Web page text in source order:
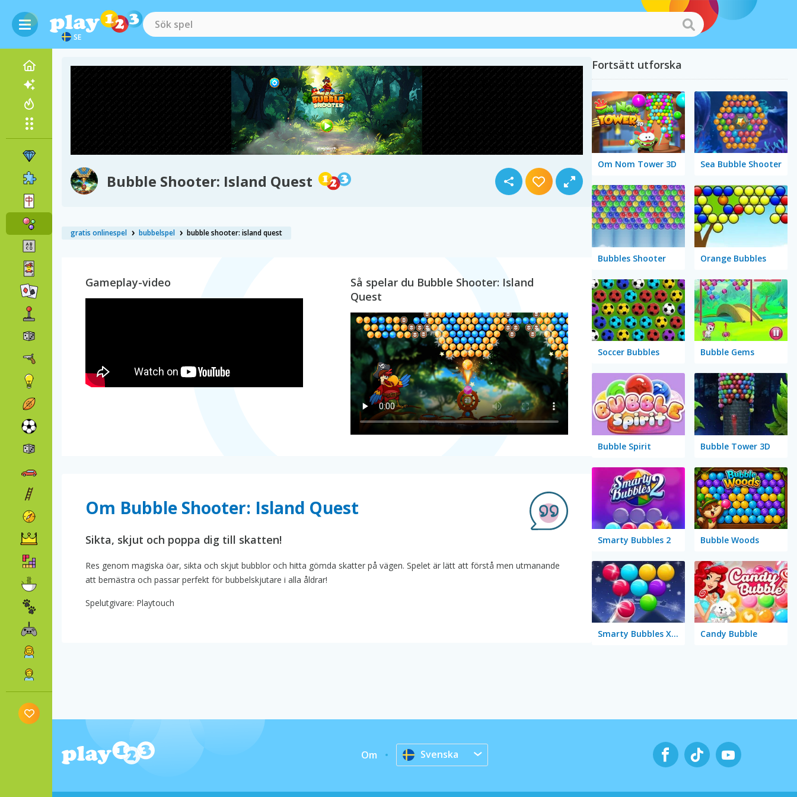
SE
Bubble Shooter: Island Quest
gratis onlinespel bubbelspel bubble shooter: island quest
Gameplay-video
Så spelar du Bubble Shooter: Island
Quest
Om Bubble Shooter: Island Quest
Sikta, skjut och poppa dig till skatten!
Res genom magiska öar, sikta och skjut bubblor och hitta gömda skatter på vägen. Spelet är lätt att förstå men utmanande
att bemästra och passar perfekt för bubbelskjutare i alla åldrar!
Spelutgivare: Playtouch
Fortsätt utforska
Om Nom Tower 3D Sea Bubble Shooter
Bubbles Shooter Orange Bubbles
Soccer Bubbles Bubble Gems
Bubble Spirit Bubble Tower 3D
Smarty Bubbles 2 Bubble Woods
Smarty Bubbles X-MAS Edition Candy Bubble
Om Svenska